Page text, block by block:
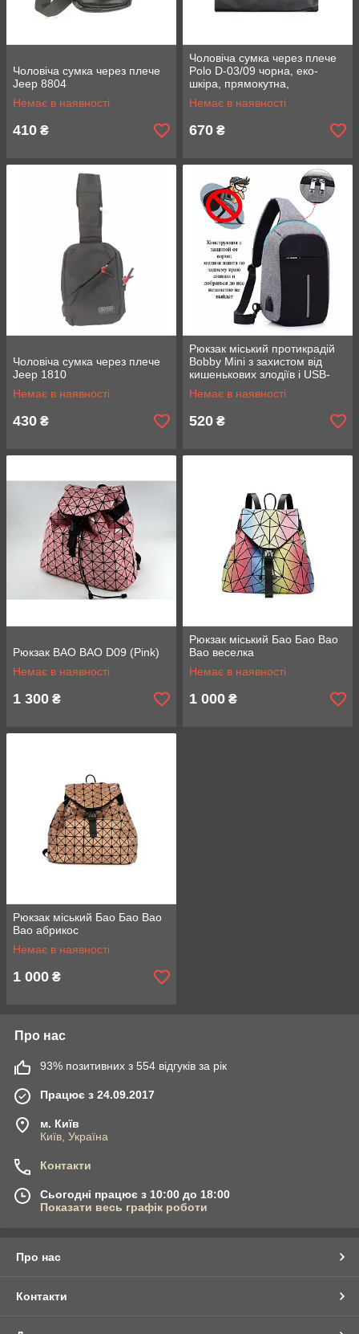
Чоловіча сумка через плече
Jeep 8804
Немає в наявності
410 ₴
Чоловіча сумка через плече
Polo D-03/09 чорна, еко-
шкіра, прямокутна,
регулювання ременя, Сумка
через плече
Немає в наявності
670 ₴
Чоловіча сумка через плече
Jeep 1810
Немає в наявності
430 ₴
Рюкзак міський протикрадій
Bobby Mini з захистом від
кишенькових злодіїв і USB-
портом для заряджання
buddy bag
Немає в наявності
520 ₴
Рюкзак BAO BAO D09 (Pink)
Немає в наявності
1 300 ₴
Рюкзак міський Бао Бао Bao
Bao веселка
Немає в наявності
1 000 ₴
Рюкзак міський Бао Бао Bao
Bao абрикос
Немає в наявності
1 000 ₴
Про нас
93% позитивних з 554 відгуків за рік
Працює з 24.09.2017
м. Київ
Київ, Україна
Контакти
Сьогодні працює з 10:00 до 18:00
Показати весь графік роботи
Про нас
Контакти